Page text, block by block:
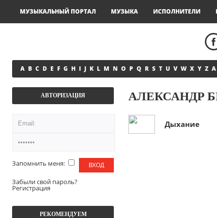
МУЗЫКАЛЬНЫЙ ПОРТАЛ МУЗЫКА ИСПОЛНИТЕЛИ
A B C D E F G H I J K L M N O P Q R S T U V W X Y Z А
АВТОРИЗАЦИЯ
Запомнить меня:
Забыли свой пароль?
Регистрация
РЕКОМЕНДУЕМ
АЛЕКСАНДР
Дыхание